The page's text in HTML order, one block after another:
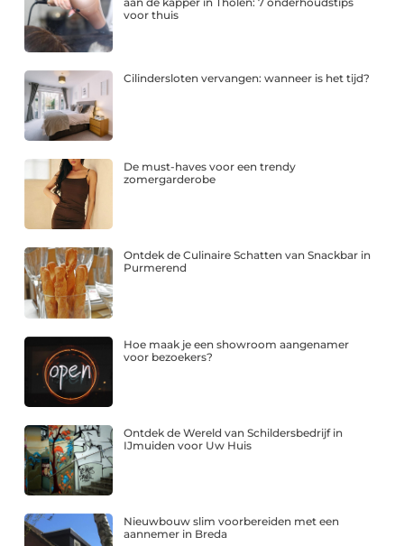
voor thuis
Cilindersloten vervangen: wanneer is het tijd?
De must-haves voor een trendy
zomergarderobe
Ontdek de Culinaire Schatten van Snackbar in
Purmerend
Hoe maak je een showroom aangenamer
voor bezoekers?
Ontdek de Wereld van Schildersbedrijf in
IJmuiden voor Uw Huis
Nieuwbouw slim voorbereiden met een
aannemer in Breda